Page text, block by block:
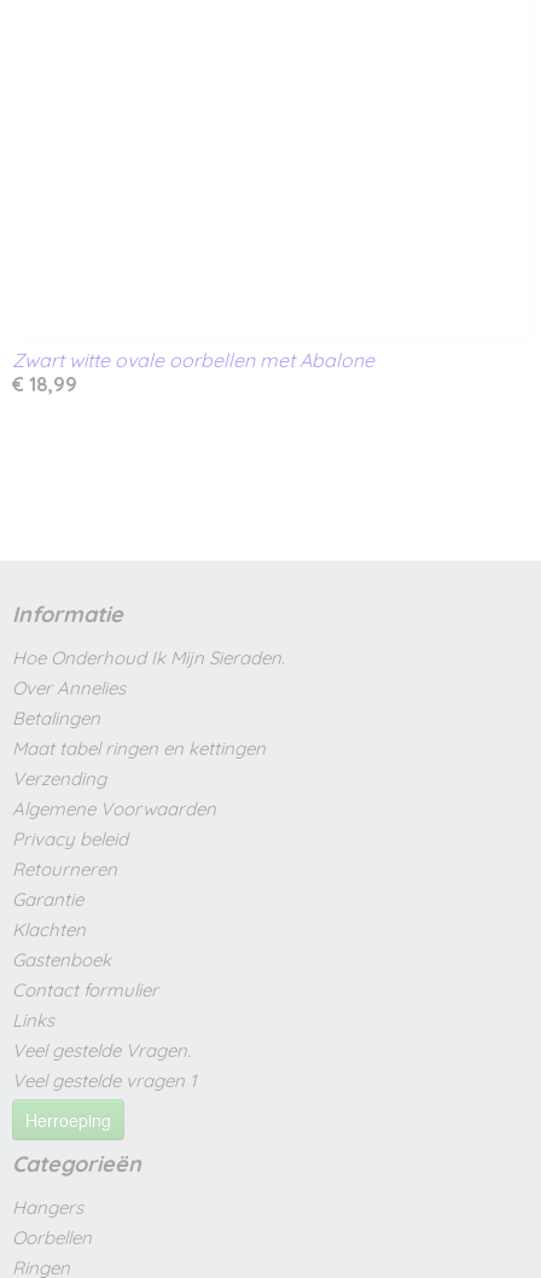
Zwart witte ovale oorbellen met Abalone
€ 18,99
Informatie
Hoe Onderhoud Ik Mijn Sieraden.
Over Annelies
Betalingen
Maat tabel ringen en kettingen
Verzending
Algemene Voorwaarden
Privacy beleid
Retourneren
Garantie
Klachten
Gastenboek
Contact formulier
Links
Veel gestelde Vragen.
Veel gestelde vragen 1
Herroeping
Categorieën
Hangers
Oorbellen
Ringen